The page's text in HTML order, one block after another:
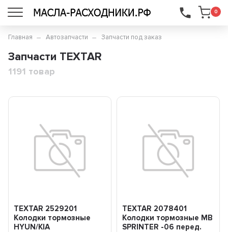
0
...
Главная Автозапчасти Запчасти под заказ
Запчасти TEXTAR
1191 товар
TEXTAR 2529201
Колодки тормозные
HYUN/KIA
TEXTAR 2078401
Колодки тормозные MB
SPRINTER -06 перед.